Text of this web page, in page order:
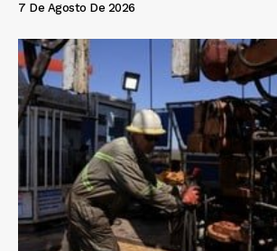
7 De Agosto De 2026